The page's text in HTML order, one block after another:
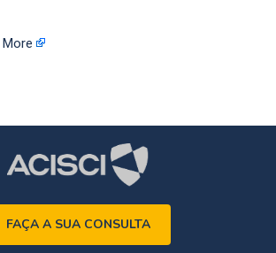
More
FAÇA A SUA CONSULTA